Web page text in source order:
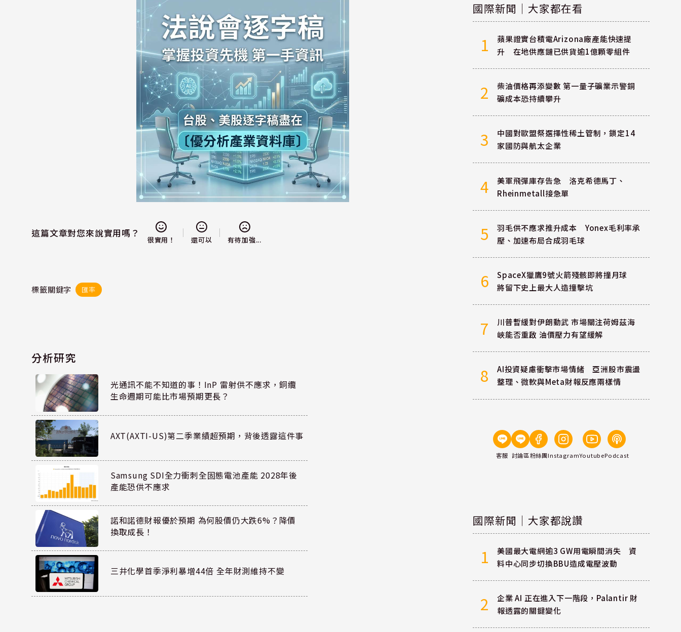
這篇文章對您來說實用嗎？
很實用！ 還可以 有待加強...
標籤關鍵字 匯率
分析研究
光通訊不能不知道的事！InP 雷射供不應求，銅纜
生命週期可能比市場預期更長？
AXT(AXTI-US)第二季業績超預期，背後透露這件事
Samsung SDI全力衝刺全固態電池產能 2028年後
產能恐供不應求
諾和諾德財報優於預期 為何股價仍大跌6%？降價
換取成長！
三井化學首季淨利暴增44倍 全年財測維持不變
國際新聞｜大家都在看
1
蘋果證實台積電Arizona廠產能快速提
升 在地供應鏈已供貨逾1億顆零組件
2
柴油價格再添變數 第一量子礦業示警銅
礦成本恐持續攀升
3
中國對歐盟祭選擇性稀土管制，鎖定14
家國防與航太企業
4
美軍飛彈庫存告急 洛克希德馬丁、
Rheinmetall接急單
5
羽毛供不應求推升成本 Yonex毛利率承
壓、加速布局合成羽毛球
6
SpaceX獵鷹9號火箭殘骸即將撞月球
將留下史上最大人造撞擊坑
7
川普暫緩對伊朗動武 市場關注荷姆茲海
峽能否重啟 油價壓力有望緩解
8
AI投資疑慮衝擊市場情緒 亞洲股市震盪
整理、微軟與Meta財報反應兩樣情
客服 討論區粉絲團InstagramYoutubePodcast
國際新聞｜大家都說讚
1
美國最大電網逾3 GW用電瞬間消失 資
料中心同步切換BBU造成電壓波動
2
企業 AI 正在進入下一階段，Palantir 財
報透露的關鍵變化